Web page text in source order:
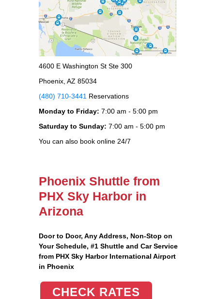
4600 E Washington St Ste 300
Phoenix, AZ 85034
(480) 710-3441 Reservations
Monday to Friday: 7:00 am - 5:00 pm
Saturday to Sunday: 7:00 am - 5:00 pm
You can also book online 24/7
Phoenix Shuttle from
PHX Sky Harbor in
Arizona
Door to Door, Any Address, Non-Stop on
Your Schedule, #1 Shuttle and Car Service
from PHX Sky Harbor International Airport
in Phoenix
CHECK RATES